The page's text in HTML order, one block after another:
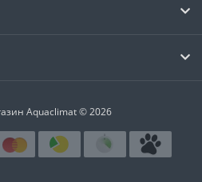
Aquaclimat © 2026